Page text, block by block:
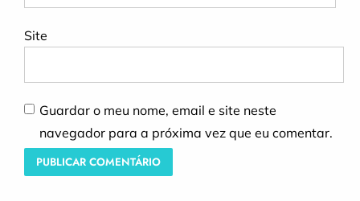
Site
Guardar o meu nome, email e site neste
navegador para a próxima vez que eu comentar.